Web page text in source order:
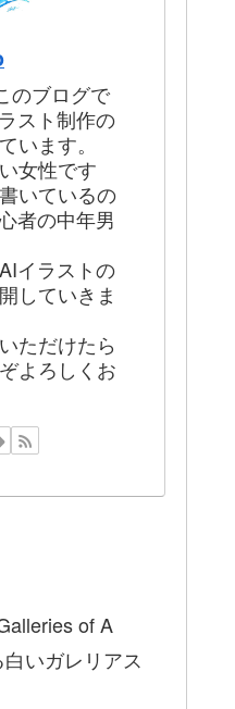
のブログで
スト制作の
います。
女性です
いているの
者の中年男
イラストの
していきま
ただけたら
よろしくお
of A
いガレリアス